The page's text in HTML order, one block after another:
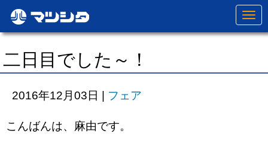
N
a
v
t
二日目でした～！
2016年12月03日 | フェア
こんばんは、麻由です。